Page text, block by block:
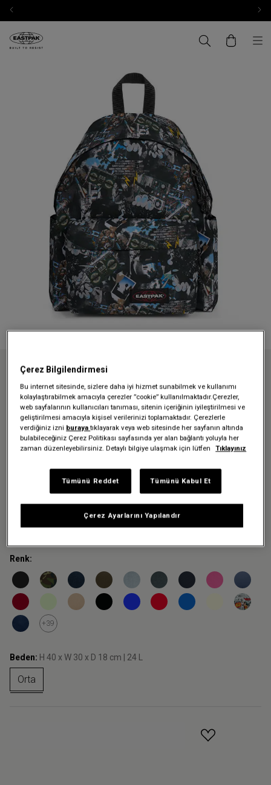
Anasayfa Sırt Çantaları
Day Pak'r
DAY PAK'R CUT-OUT DARK SIRT ÇANTASI
Üzgünüz - bu ürün artık
mevcut değil
DAY PAK'R CUT-OUT DARK SIRT
ÇANTASI
2.999,00 TL -%30
Renk:
+39
Beden: H 40 x W 30 x D 18 cm | 24 L
Orta
Çerez Bilgilendirmesi
Bu internet sitesinde, sizlere daha iyi hizmet sunabilmek ve kullanımı
kolaylaştırabilmek amacıyla çerezler ”cookie” kullanılmaktadır.Çerezler,
web sayfalarının kullanıcıları tanıması, sitenin içeriğinin iyileştirilmesi ve
geliştirilmesi amacıyla kişisel verilerinizi toplamaktadır. Çerezlerle
verdiğiniz izni burayatıklayarak veya web sitesinde her sayfanın altında
bulabileceğiniz Çerez Politikası sayfasında yer alan bağlantı yoluyla her
zaman düzenleyebilirsiniz. Detaylı bilgiye ulaşmak için lütfen
Tıklayınız
Çerez Ayarlarını Yapılandır
Tümünü Reddet Tümünü Kabul Et